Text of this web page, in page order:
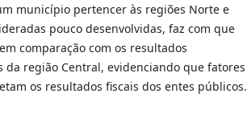
município pertencer às regiões Norte e
pouco desenvolvidas, faz com que
comparação com os resultados
da região Central, evidenciando que fatores
os resultados fiscais dos entes públicos.